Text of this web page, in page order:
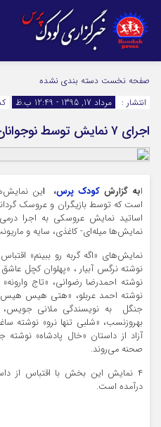
صفحه نخست دسته بندی نشده
انتشار :
مرداد 17, 1395 - 12:49 ب.ظ
اجرای ۷ نمایش توسط نوجوانان در جشنواره تئاتر عروسکی
ابه گزارش کودک پرس، این
است که توسط بازیگران و عروسک
اساتید نمایش عروسکی به اجرا
نمایش‌ها میله‌ای- کاغذی، سایه و
نمایش‌های «اگه گربه رو ببینم»
نوشته نرگس آبیار ، «پهلوان کچل
نوشته احمدرضا رضوانی، «تاج وارونه»
نوشته احمد عربلو، «هتی هیس
جنگل به نویسندگی ملانی جویس،
بهروزنسب، «شلبی تنها نرو» نوشته
آزاد از داستان «خال پادشاه»
صحنه می‌روند.
۴ نمایش این بخش با اقتباس از
درآمده است.